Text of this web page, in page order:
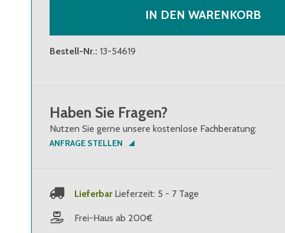
IN DEN WARENKORB
Bestell-Nr.: 13-54619
Haben Sie Fragen?
Nutzen Sie gerne unsere kostenlose Fachberatung:
ANFRAGE STELLEN
Lieferbar Lieferzeit: 5 - 7 Tage
Frei-Haus ab 200€